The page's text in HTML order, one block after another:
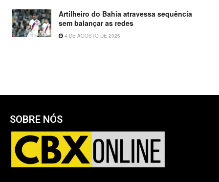
Artilheiro do Bahia atravessa sequência
sem balançar as redes
4 DE AGOSTO DE 2026
SOBRE NÓS